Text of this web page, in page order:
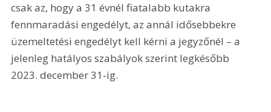
csak az, hogy a 31 évnél fiatalabb kutakra
fennmaradási engedélyt, az annál idősebbekre
üzemeltetési engedélyt kell kérni a jegyzőnél – a
jelenleg hatályos szabályok szerint legkésőbb
2023. december 31-ig.